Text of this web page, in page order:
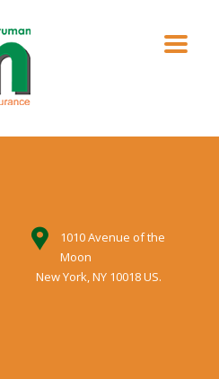
1010 Avenue of the
Moon
New York, NY 10018 US.